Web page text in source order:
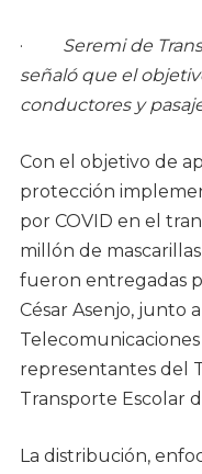
· Seremi de
señaló que el
conductores y
Con el objetivo de
protección
por COVID en el
millón de
fueron entregadas
César Asenjo, junto
Telecomunicaciones
representantes del
Transporte Escolar
La distribución,